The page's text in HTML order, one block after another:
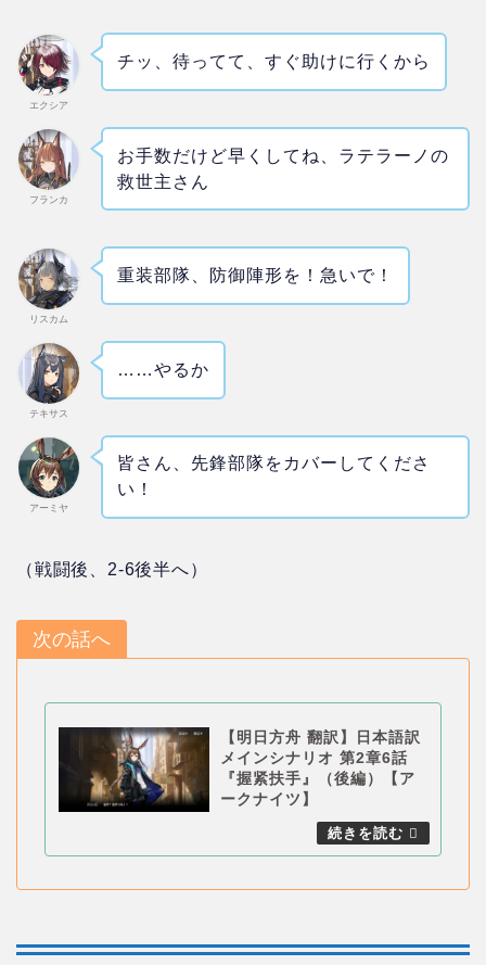
エクシア
チッ、待ってて、すぐ助けに行くから
フランカ
お手数だけど早くしてね、ラテラーノの
救世主さん
リスカム
重装部隊、防御陣形を！急いで！
テキサス
……やるか
アーミヤ
皆さん、先鋒部隊をカバーしてくださ
い！
（戦闘後、2-6後半へ）
次の話へ
【明日方舟 翻訳】日本語訳
メインシナリオ 第2章6話
『握紧扶手』（後編）【ア
ークナイツ】